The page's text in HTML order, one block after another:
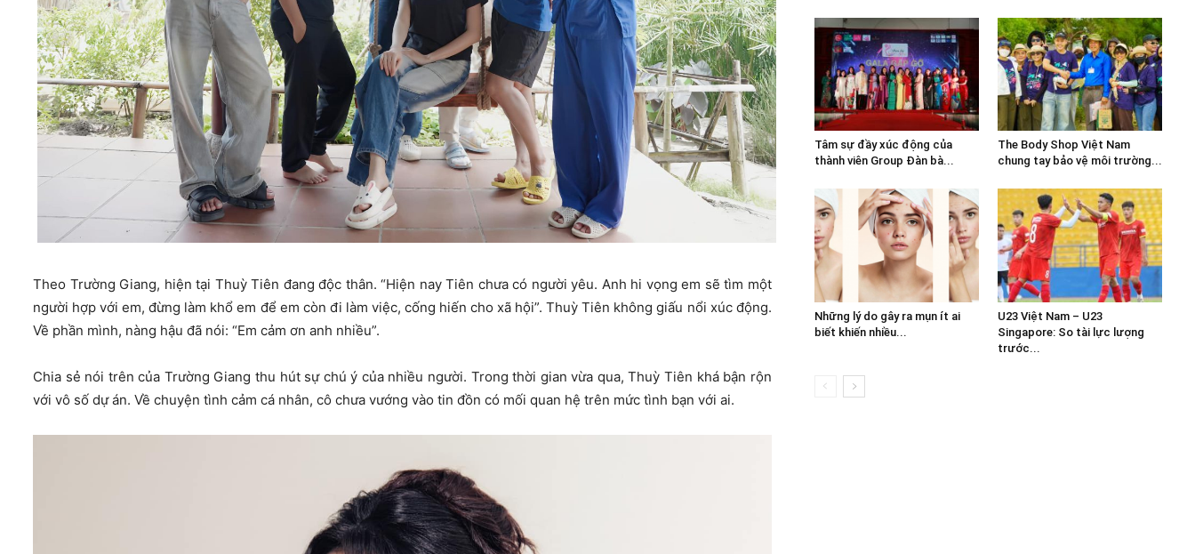
Theo Trường Giang, hiện tại Thuỳ Tiên đang độc thân. “Hiện nay Tiên chưa có người yêu. Anh hi vọng em sẽ tìm một
người hợp với em, đừng làm khổ em để em còn đi làm việc, cống hiến cho xã hội”. Thuỳ Tiên không giấu nổi xúc động.
Về phần mình, nàng hậu đã nói: “Em cảm ơn anh nhiều”.
Chia sẻ nói trên của Trường Giang thu hút sự chú ý của nhiều người. Trong thời gian vừa qua, Thuỳ Tiên khá bận rộn
với vô số dự án. Về chuyện tình cảm cá nhân, cô chưa vướng vào tin đồn có mối quan hệ trên mức tình bạn với ai.
Tâm sự đầy xúc động của
thành viên Group Đàn bà...
The Body Shop Việt Nam
chung tay bảo vệ môi trường...
Những lý do gây ra mụn ít ai
biết khiến nhiều...
U23 Việt Nam – U23
Singapore: So tài lực lượng
trước...